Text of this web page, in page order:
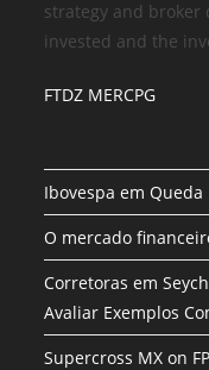
strategy and broker
invested and the
FTDZ MERCPG
Ibovespa em Queda
O mercado
Corretoras em
Avaliar Exemplos
Supercross MX on